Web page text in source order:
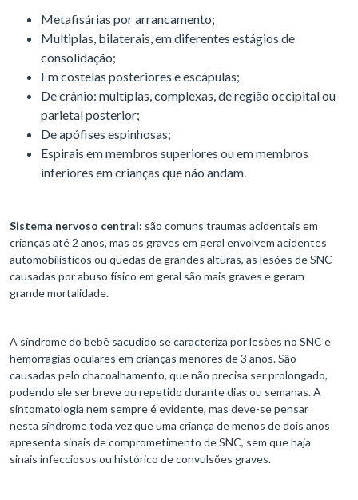
Metafisárias por arrancamento;
Multiplas, bilaterais, em diferentes estágios de
consolidação;
Em costelas posteriores e escápulas;
De crânio: multiplas, complexas, de região occipital ou
parietal posterior;
De apófises espinhosas;
Espirais em membros superiores ou em membros
inferiores em crianças que não andam.
Sistema nervoso central: são comuns traumas acidentais em
crianças até 2 anos, mas os graves em geral envolvem acidentes
automobilísticos ou quedas de grandes alturas, as lesões de SNC
causadas por abuso físico em geral são mais graves e geram
grande mortalidade.
A síndrome do bebê sacudido se caracteriza por lesões no SNC e
hemorragias oculares em crianças menores de 3 anos. São
causadas pelo chacoalhamento, que não precisa ser prolongado,
podendo ele ser breve ou repetido durante dias ou semanas. A
sintomatologia nem sempre é evidente, mas deve-se pensar
nesta síndrome toda vez que uma criança de menos de dois anos
apresenta sinais de comprometimento de SNC, sem que haja
sinais infecciosos ou histórico de convulsões graves.